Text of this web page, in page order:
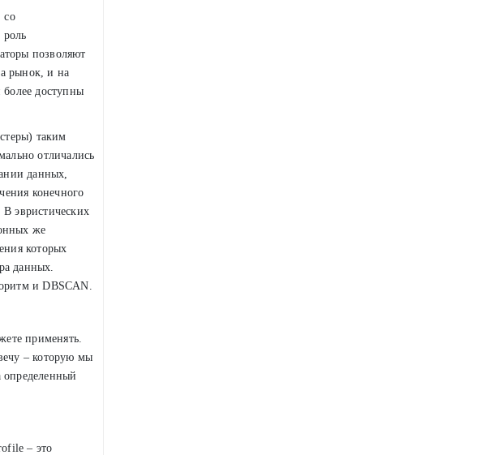
со
позволяют
рынок, и на
доступны
таким
отличались
данных,
конечного
эвристических
же
которых
данных.
и DBSCAN.
применять.
– которую мы
– это